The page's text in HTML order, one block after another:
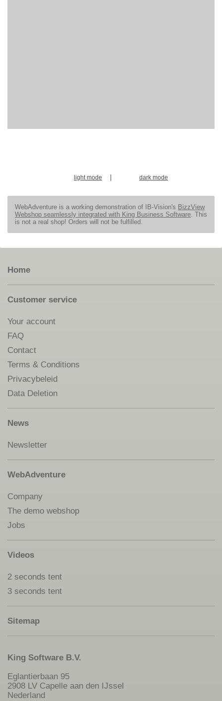
light mode dark mode
WebAdventure is a working demonstration of IB-Vision's BizzView
Webshop seamlessly integrated with King Business Software. This
is not a real shop! Orders will not be fulfilled.
Home
Customer service
Your account
FAQ
Contact
Terms & Conditions
Privacybeleid
Data Deletion
News
Newsletter
WebAdventure
Company
The demo webshop
Jobs
Videos
2 seconds tent
3 seconds tent
Sitemap
King Software B.V.
Eglantierbaan 95
2908 LV Capelle aan den IJssel
Nederland